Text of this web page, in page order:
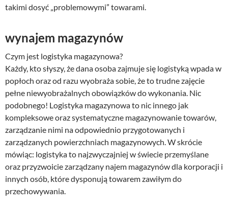
takimi dosyć „problemowymi” towarami.
wynajem magazynów
Czym jest logistyka magazynowa?
Każdy, kto słyszy, że dana osoba zajmuje się logistyką wpada w
popłoch oraz od razu wyobraża sobie, że to trudne zajęcie
pełne niewyobrażalnych obowiązków do wykonania. Nic
podobnego! Logistyka magazynowa to nic innego jak
kompleksowe oraz systematyczne magazynowanie towarów,
zarządzanie nimi na odpowiednio przygotowanych i
zarządzanych powierzchniach magazynowych. W skrócie
mówiąc: logistyka to najzwyczajniej w świecie przemyślane
oraz przyzwoicie zarządzany najem magazynów dla korporacji i
innych osób, które dysponują towarem zawiłym do
przechowywania.